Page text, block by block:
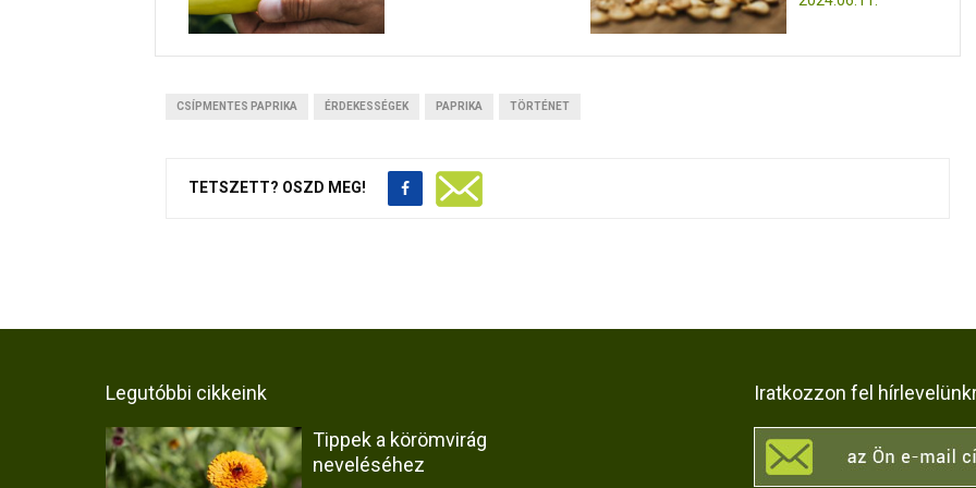
CSÍPMENTES PAPRIKA ÉRDEKESSÉGEK PAPRIKA TÖRTÉNET
TETSZETT? OSZD MEG!
Legutóbbi cikkeink
Tippek a körömvirág
neveléséhez
Iratkozzon fel